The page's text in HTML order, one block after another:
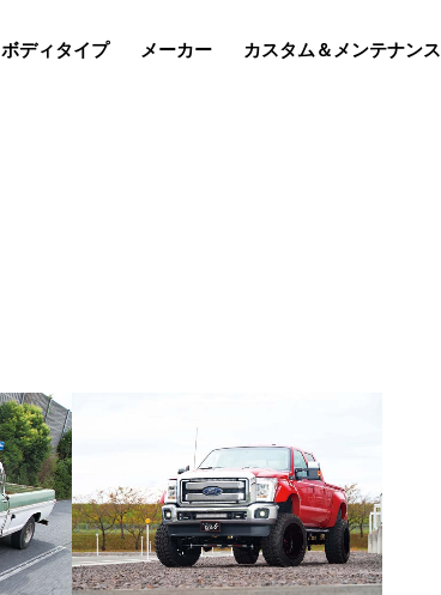
ボディタイプ メーカー カスタム＆メンテナンス